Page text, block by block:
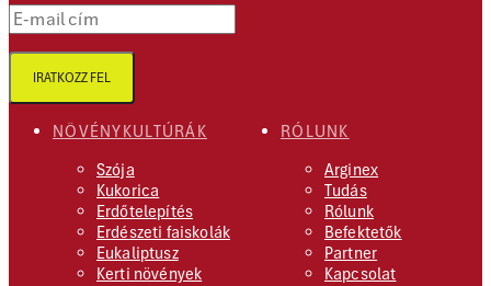
NÖVÉNYKULTÚRÁK
Szója
Kukorica
Erdőtelepítés
Erdészeti faiskolák
Eukaliptusz
Kerti növények
RÓLUNK
Arginex
Tudás
Rólunk
Befektetők
Partner
Kapcsolat
E-mail cím
IRATKOZZ FEL